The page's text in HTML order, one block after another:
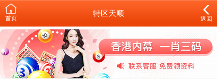
首页
特区天顺
返回